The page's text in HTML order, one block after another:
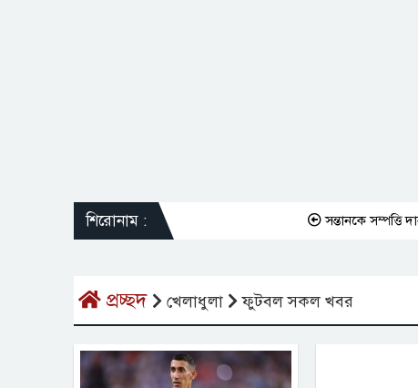
শিরোনাম : সন্তানকে সম্পত্তি দান
প্রচ্ছদ খেলাধুলা ফুটবল সকল খবর